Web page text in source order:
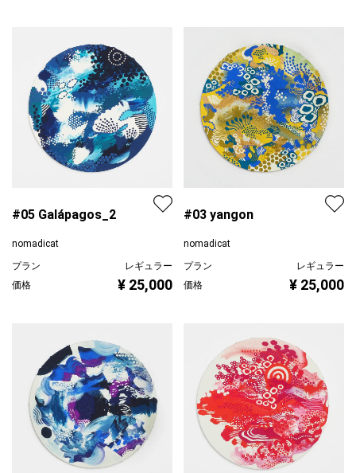
#05 Galápagos_2
nomadicat
プラン
レギュラー
価格
¥ 25,000
#03 yangon
nomadicat
プラン
レギュラー
価格
¥ 25,000